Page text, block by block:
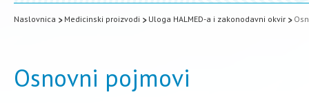
Naslovnica Medicinski proizvodi Uloga HALMED-a i zakonodavni okvir
Osnovni pojmovi